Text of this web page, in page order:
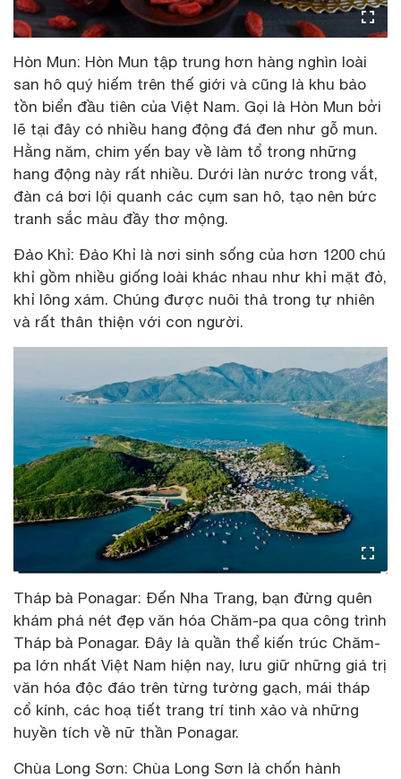
Hòn Mun: Hòn Mun tập trung hơn hàng nghìn loài
san hô quý hiếm trên thế giới và cũng là khu bảo
tồn biển đầu tiên của Việt Nam. Gọi là Hòn Mun bởi
lẽ tại đây có nhiều hang động đá đen như gỗ mun.
Hằng năm, chim yến bay về làm tổ trong những
hang động này rất nhiều. Dưới làn nước trong vắt,
đàn cá bơi lội quanh các cụm san hô, tạo nên bức
tranh sắc màu đầy thơ mộng.
Đảo Khỉ: Đảo Khỉ là nơi sinh sống của hơn 1200 chú
khỉ gồm nhiều giống loài khác nhau như khỉ mặt đỏ,
khỉ lông xám. Chúng được nuôi thả trong tự nhiên
và rất thân thiện với con người.
Tháp bà Ponagar: Đến Nha Trang, bạn đừng quên
khám phá nét đẹp văn hóa Chăm-pa qua công trình
Tháp bà Ponagar. Đây là quần thể kiến trúc Chăm-
pa lớn nhất Việt Nam hiện nay, lưu giữ những giá trị
văn hóa độc đáo trên từng tường gạch, mái tháp
cổ kính, các hoạ tiết trang trí tinh xảo và những
huyền tích về nữ thần Ponagar.
Chùa Long Sơn: Chùa Long Sơn là chốn hành